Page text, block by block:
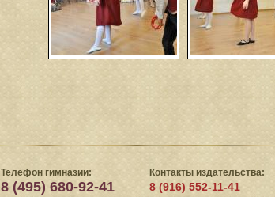
Телефон гимназии:
8 (495) 680-92-41
Контакты издательства:
8 (916) 552-11-41